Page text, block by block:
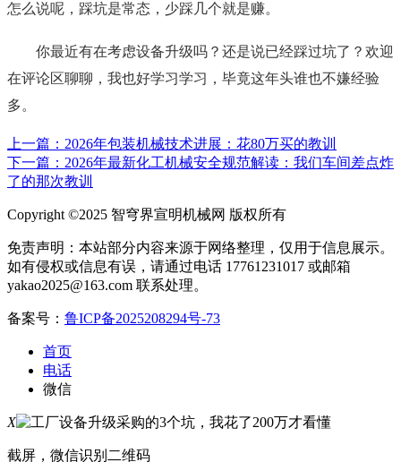
怎么说呢，踩坑是常态，少踩几个就是赚。
你最近有在考虑设备升级吗？还是说已经踩过坑了？欢迎
在评论区聊聊，我也好学习学习，毕竟这年头谁也不嫌经验
多。
上一篇：2026年包装机械技术进展：花80万买的教训
下一篇：2026年最新化工机械安全规范解读：我们车间差点炸
了的那次教训
Copyright ©2025 智穹界宣明机械网 版权所有
免责声明：本站部分内容来源于网络整理，仅用于信息展示。
如有侵权或信息有误，请通过电话 17761231017 或邮箱
yakao2025@163.com 联系处理。
备案号： 鲁ICP备2025208294号-73
首页
电话
微信
X
截屏，微信识别二维码